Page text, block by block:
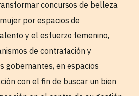
concursos de belleza
por espacios de
y el esfuerzo femenino,
de contratación y
gobernantes, en espacios
con el fin de buscar un bien